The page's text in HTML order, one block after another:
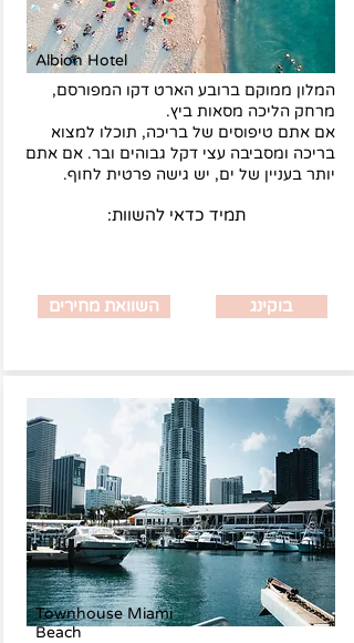
Albion Hotel
המלון ממוקם ברובע הארט דקו המפורסם,
מרחק הליכה מסאות ביץ.
אם אתם טיפוסים של בריכה, תוכלו למצוא
בריכה ומסביבה עצי דקל גבוהים ובר. אם אתם
יותר בעניין של ים, יש גישה פרטית לחוף.
:תמיד כדאי להשוות
השוואת מחירים בוקינג
Townhouse Miami
Beach